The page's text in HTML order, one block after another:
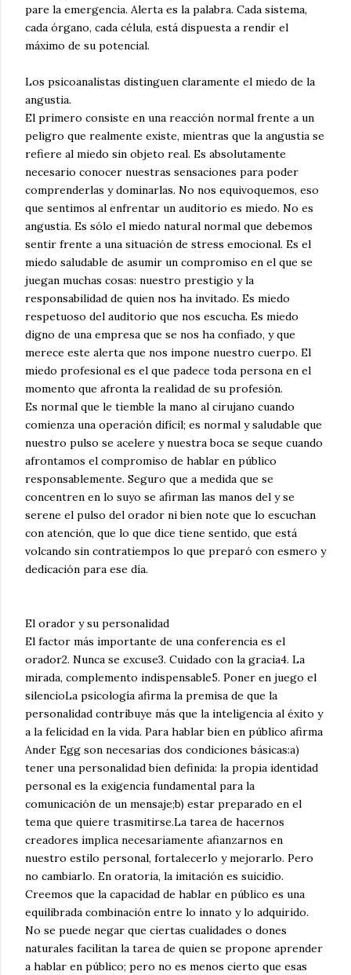
pare la emergencia. Alerta es la palabra. Cada sistema,
cada órgano, cada célula, está dispuesta a rendir el
máximo de su potencial.
Los psicoanalistas distinguen claramente el miedo de la
angustia.
El primero consiste en una reacción normal frente a un
peligro que realmente existe, mientras que la angustia se
refiere al miedo sin objeto real. Es absolutamente
necesario conocer nuestras sensaciones para poder
comprenderlas y dominarlas. No nos equivoquemos, eso
que sentimos al enfrentar un auditorio es miedo. No es
angustia. Es sólo el miedo natural normal que debemos
sentir frente a una situación de stress emocional. Es el
miedo saludable de asumir un compromiso en el que se
juegan muchas cosas: nuestro prestigio y la
responsabilidad de quien nos ha invitado. Es miedo
respetuoso del auditorio que nos escucha. Es miedo
digno de una empresa que se nos ha confiado, y que
merece este alerta que nos impone nuestro cuerpo. El
miedo profesional es el que padece toda persona en el
momento que afronta la realidad de su profesión.
Es normal que le tiemble la mano al cirujano cuando
comienza una operación difícil; es normal y saludable que
nuestro pulso se acelere y nuestra boca se seque cuando
afrontamos el compromiso de hablar en público
responsablemente. Seguro que a medida que se
concentren en lo suyo se afirman las manos del y se
serene el pulso del orador ni bien note que lo escuchan
con atención, que lo que dice tiene sentido, que está
volcando sin contratiempos lo que preparó con esmero y
dedicación para ese día.
El orador y su personalidad
El factor más importante de una conferencia es el
orador2. Nunca se excuse3. Cuidado con la gracia4. La
mirada, complemento indispensable5. Poner en juego el
silencioLa psicología afirma la premisa de que la
personalidad contribuye más que la inteligencia al éxito y
a la felicidad en la vida. Para hablar bien en público afirma
Ander Egg son necesarias dos condiciones básicas:a)
tener una personalidad bien definida: la propia identidad
personal es la exigencia fundamental para la
comunicación de un mensaje;b) estar preparado en el
tema que quiere trasmitirse.La tarea de hacernos
creadores implica necesariamente afianzarnos en
nuestro estilo personal, fortalecerlo y mejorarlo. Pero
no cambiarlo. En oratoria, la imitación es suicidio.
Creemos que la capacidad de hablar en público es una
equilibrada combinación entre lo innato y lo adquirido.
No se puede negar que ciertas cualidades o dones
naturales facilitan la tarea de quien se propone aprender
a hablar en público; pero no es menos cierto que esas